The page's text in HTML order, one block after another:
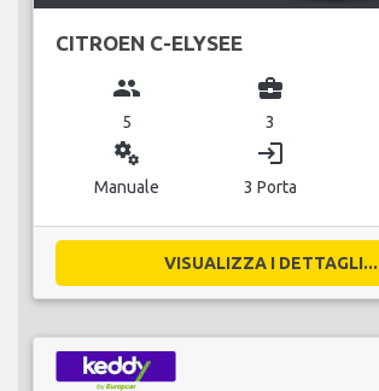
CITROEN C-ELYSEE
group
5
business_center
3
miscellaneous_services
Manuale
login
3 Porta
VISUALIZZA I DETTAGLI...